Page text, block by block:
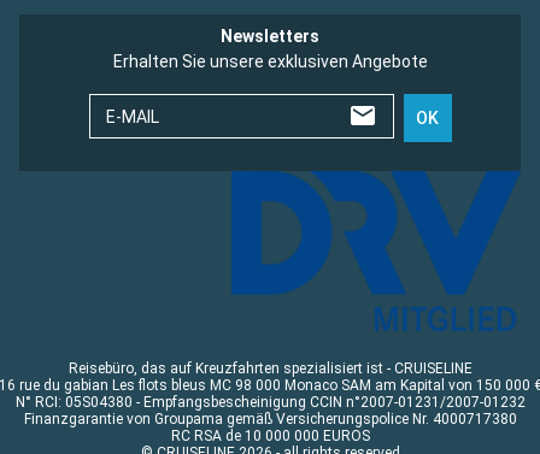
Newsletters
Erhalten Sie unsere exklusiven Angebote
E-MAIL OK
Reisebüro, das auf Kreuzfahrten spezialisiert ist - CRUISELINE
rue du gabian Les flots bleus MC 98 000 Monaco SAM am Kapital von 150 000
N° RCI: 05S04380 - Empfangsbescheinigung CCIN n°2007-01231/2007-01232
Finanzgarantie von Groupama gemäß Versicherungspolice Nr. 4000717380
RC RSA de 10 000 000 EUROS